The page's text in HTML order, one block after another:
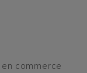
commerce